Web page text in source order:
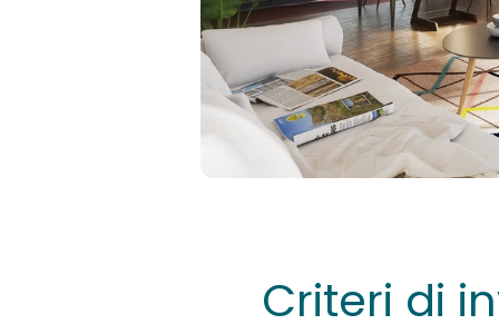
Criteri di